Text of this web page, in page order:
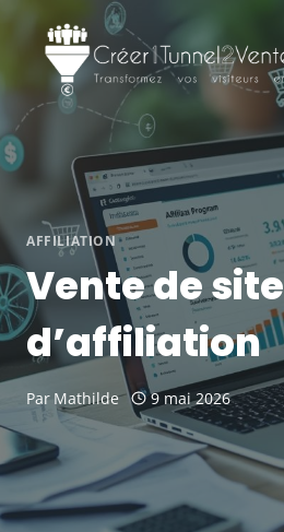
contenu
AFFILIATION
Vente de site
d’affiliation
Par Mathilde 9 mai 2026